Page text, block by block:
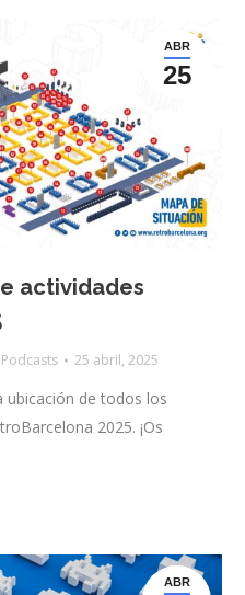
ABR
25
actividades
Podcasts 25 abril, 2025
ubicación de todos los
2025. ¡Os
ABR